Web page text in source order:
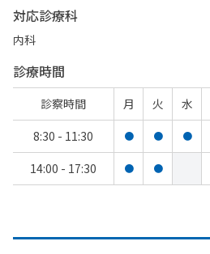
対応診療科
内科
診療時間
診察時間 月 火 水
8:30 - 11:30
● ● ●
14:00 - 17:30 ● ●